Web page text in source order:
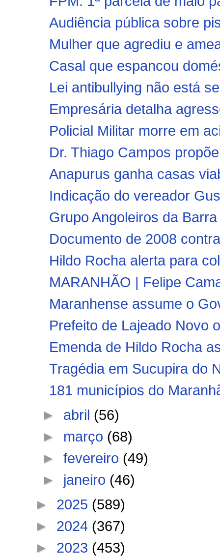
Audiência pública sobre
Mulher que agrediu e
Casal que espancou
Lei antibullying não está
Empresária detalha
Policial Militar morre em
Dr. Thiago Campos
Anapurus ganha casas
Indicação do vereador
Grupo Angoleiros da
Documento de 2008
Hildo Rocha alerta para
MARANHÃO | Felipe
Maranhense assume o
Prefeito de Lajeado Novo
Emenda de Hildo Rocha
Tragédia em Sucupira do
181 municípios do
► abril (56)
► março (68)
►fevereiro (49)
► janeiro (46)
► 2025 (589)
► 2024 (367)
► 2023 (453)